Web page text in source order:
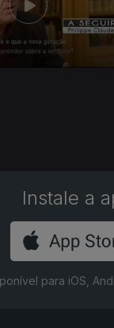
Instale a
para iOS,